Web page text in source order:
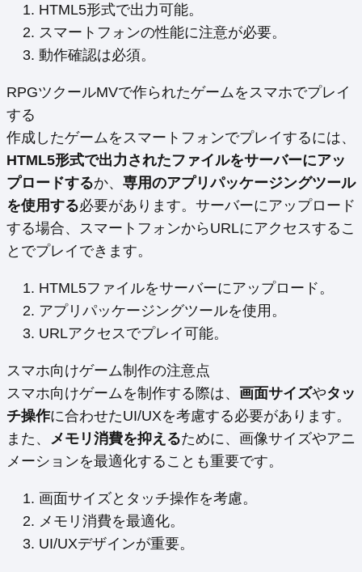
HTML5形式で出力可能。
スマートフォンの性能に注意が必要。
動作確認は必須。
RPGツクールMVで作られたゲームをスマホでプレイ
する
作成したゲームをスマートフォンでプレイするには、
HTML5形式で出力されたファイルをサーバーにアッ
プロードするか、 専用のアプリパッケージングツール
を使用する必要があります。サーバーにアップロード
する場合、スマートフォンからURLにアクセスするこ
とでプレイできます。
HTML5ファイルをサーバーにアップロード。
アプリパッケージングツールを使用。
URLアクセスでプレイ可能。
スマホ向けゲーム制作の注意点
スマホ向けゲームを制作する際は、 画面サイズやタッ
チ操作に合わせたUI/UXを考慮する必要があります。
また、
メモリ消費を抑えるために、画像サイズやアニ
メーションを最適化することも重要です。
画面サイズとタッチ操作を考慮。
メモリ消費を最適化。
UI/UXデザインが重要。